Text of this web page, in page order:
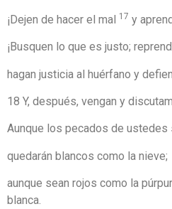
¡Dejen de hacer el mal 17 y
¡Busquen lo que es justo;
hagan justicia al huérfano y
18 Y, después, vengan y
Aunque los pecados de ustedes
quedarán blancos como la nieve;
aunque sean rojos como la
blanca.